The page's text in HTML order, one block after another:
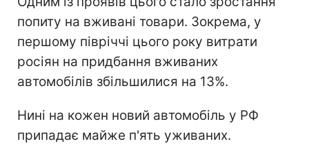
попиту на вживані товари. Зокрема, у
першому півріччі цього року витрати
росіян на придбання вживаних
автомобілів збільшилися на 13%.
Нині на кожен новий автомобіль у РФ
припадає майже п'ять уживаних.